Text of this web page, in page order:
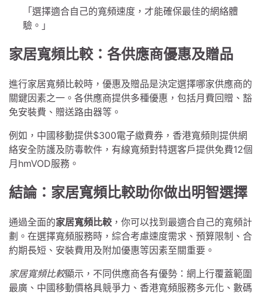
「選擇適合自己的寬頻速度，才能確保最佳的網絡體
驗。」
家居寬頻比較：各供應商優惠及贈品
進行家居寬頻比較時，優惠及贈品是決定選擇哪家供應商的
關鍵因素之一。各供應商提供多種優惠，包括月費回贈、豁
免安裝費、贈送路由器等。
例如，中國移動提供$300電子繳費券，香港寬頻則提供網
絡安全防護及防毒軟件，有線寬頻對特選客戶提供免費12個
月hmVOD服務。
結論：家居寬頻比較助你做出明智選擇
通過全面的家居寬頻比較 ，你可以找到最適合自己的寬頻計
劃。在選擇寬頻服務時，綜合考慮速度需求、預算限制、合
約期長短、安裝費用及附加優惠等因素至關重要。
家居寬頻比較顯示，不同供應商各有優勢：網上行覆蓋範圍
最廣、中國移動價格具競爭力、香港寬頻服務多元化、數碼